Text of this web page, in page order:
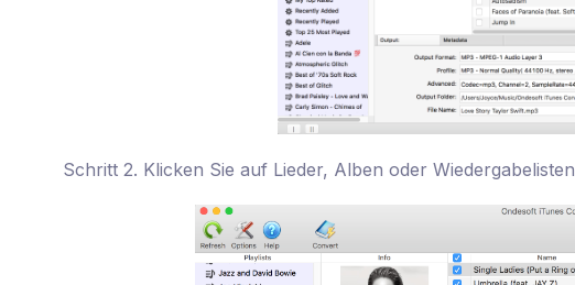
Schritt 2. Klicken Sie auf Lieder, Alben oder